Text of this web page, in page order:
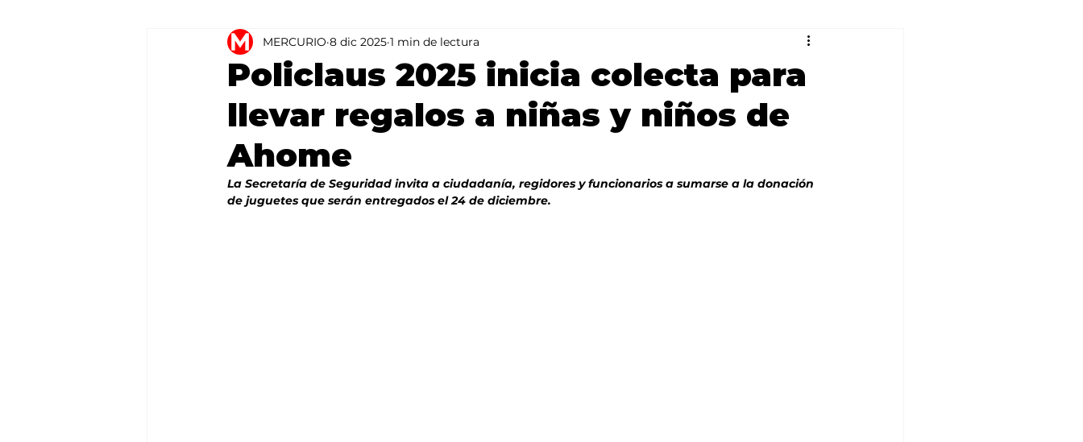
Agricultura México Mundo Portada 2
Policlaus 2025 inicia colecta para
llevar regalos a niñas y niños de
Ahome
MERCURIO 8 dic 2025 1 min de lectura
La Secretaría de Seguridad invita a ciudadanía, regidores y funcionarios a sumarse a la donación
de juguetes que serán entregados el 24 de diciembre.